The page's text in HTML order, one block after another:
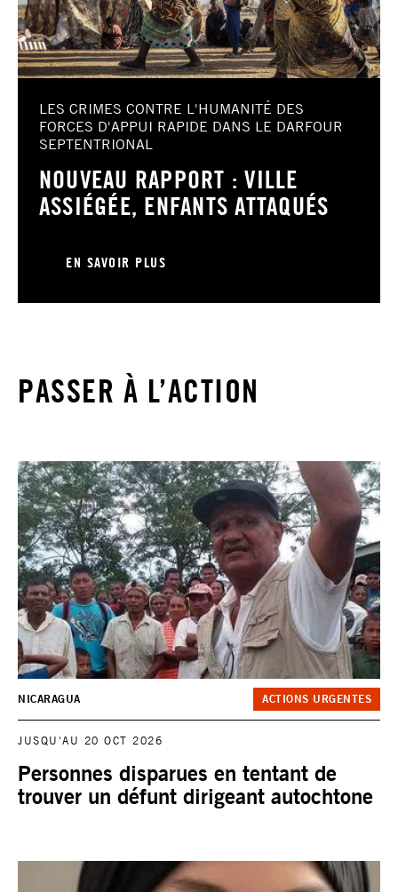
LES CRIMES CONTRE L'HUMANITÉ DES
FORCES D'APPUI RAPIDE DANS LE DARFOUR
SEPTENTRIONAL
NOUVEAU RAPPORT : VILLE
ASSIÉGÉE, ENFANTS ATTAQUÉS
EN SAVOIR PLUS
PASSER À L’ACTION
NICARAGUA ACTIONS URGENTES
JUSQU'AU 20 OCT 2026
Personnes disparues en tentant de
trouver un défunt dirigeant autochtone